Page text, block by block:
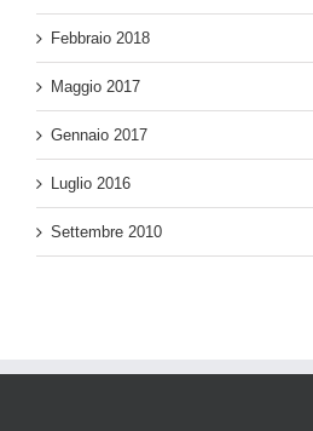
Febbraio 2018
Maggio 2017
Gennaio 2017
Luglio 2016
Settembre 2010